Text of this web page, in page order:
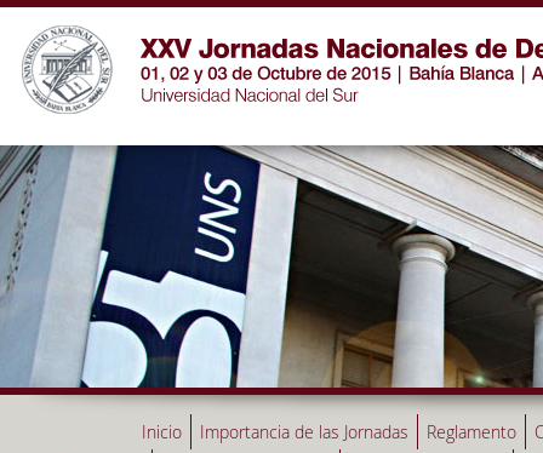
Inicio Importancia de las Jornadas Reglamento